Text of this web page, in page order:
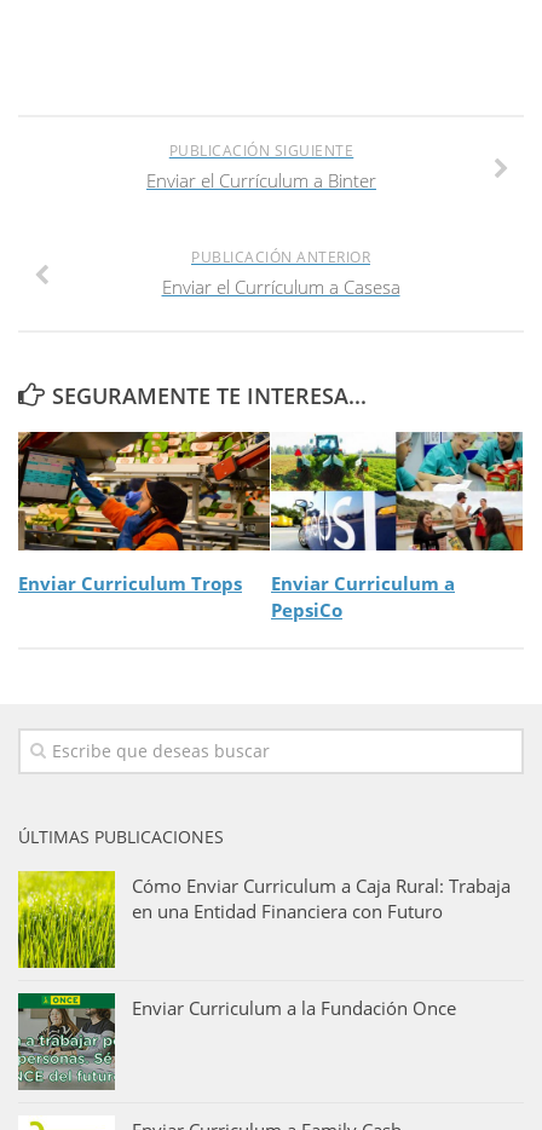
PUBLICACIÓN SIGUIENTE
Enviar el Currículum a Binter
PUBLICACIÓN ANTERIOR
Enviar el Currículum a Casesa
SEGURAMENTE TE INTERESA...
Enviar Curriculum Trops
Enviar Curriculum a
PepsiCo
ÚLTIMAS PUBLICACIONES
Cómo Enviar Curriculum a Caja Rural: Trabaja
en una Entidad Financiera con Futuro
Enviar Curriculum a la Fundación Once